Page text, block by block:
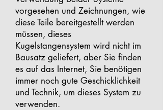
vorgesehen und Zeichnungen, wie
diese Teile bereitgestellt werden
müssen, dieses
Kugelstangensystem wird nicht im
Bausatz geliefert, aber Sie finden
es auf das Internet, Sie benötigen
immer noch gute Geschicklichkeit
und Technik, um dieses System zu
verwenden.